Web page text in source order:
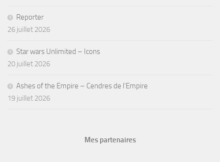
Reporter
26 juillet 2026
Star wars Unlimited – Icons
20 juillet 2026
Ashes of the Empire – Cendres de l’Empire
19 juillet 2026
Mes partenaires